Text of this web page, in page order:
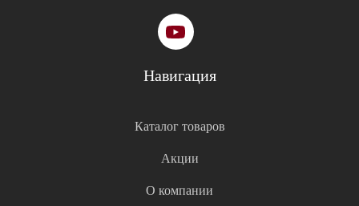
Навигация
Каталог товаров
Акции
О компании